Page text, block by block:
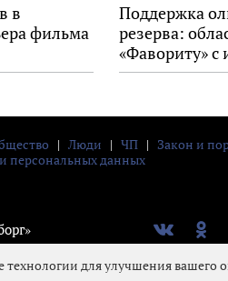
в
фильма
Поддержка
резерва:
«Фавориту» с
| Люди | ЧП | Закон и
персональных данных
В
контакте
для улучшения вашего